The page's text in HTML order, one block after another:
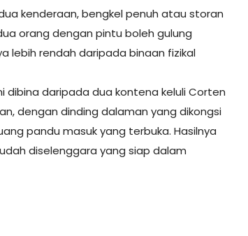
kenderaan, bengkel penuh atau storan
orang dengan pintu boleh gulung
lebih rendah daripada binaan fizikal
dibina daripada dua kontena keluli Corten
dengan dinding dalaman yang dikongsi
pandu masuk yang terbuka. Hasilnya
diselenggara yang siap dalam